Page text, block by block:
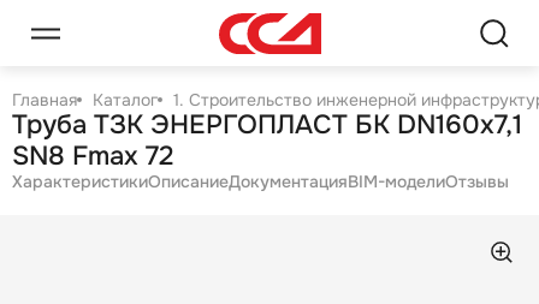
Главная Каталог 1. Строительство инженерной
Труба ТЗК ЭНЕРГОПЛАСТ БК DN160х7,1
SN8 Fmax 72
ХарактеристикиОписаниеДокументацияBIM-моделиОтзывы